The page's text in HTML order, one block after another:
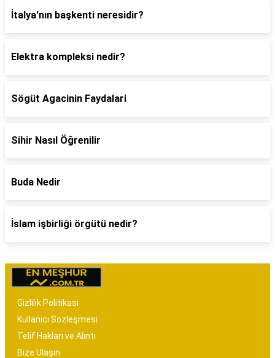
İtalya'nın başkenti neresidir?
Elektra kompleksi nedir?
Sögüt Agacinin Faydalari
Sihir Nasıl Öğrenilir
Buda Nedir
İslam işbirliği örgütü nedir?
Gizlilik Politikası
Kullanıcı Sözleşmesi
Telif Hakları ve Alıntı
Bize Ulaşın